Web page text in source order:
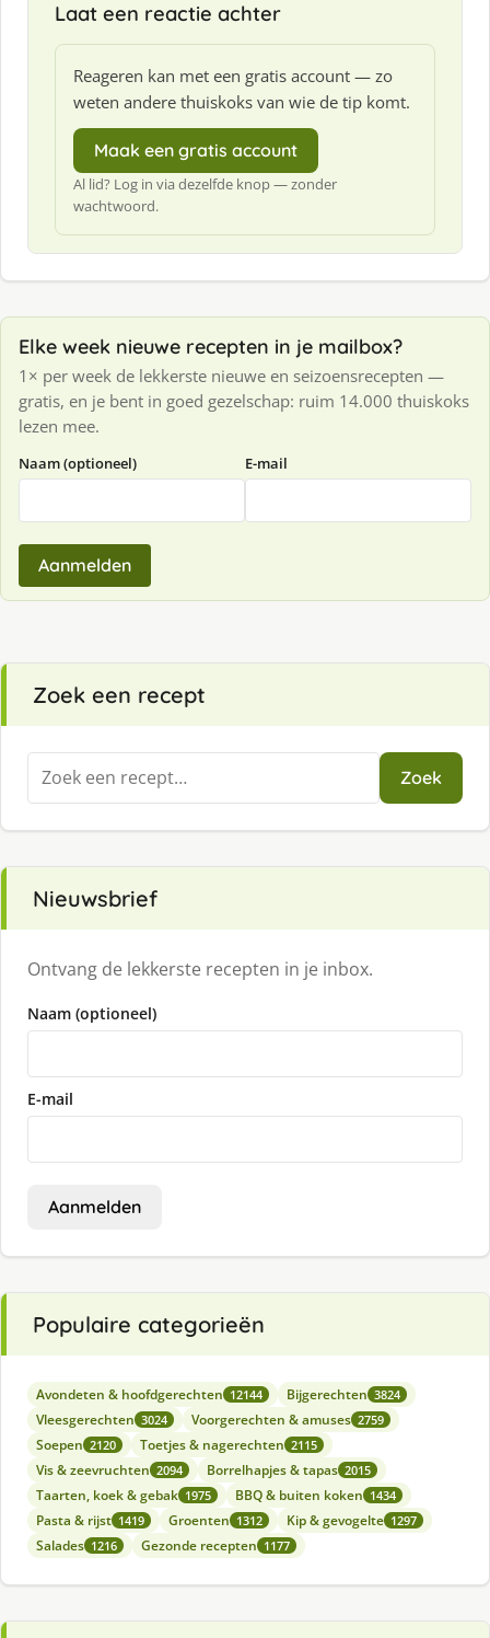
Laat een reactie achter
Reageren kan met een gratis account — zo
weten andere thuiskoks van wie de tip komt.
Maak een gratis account
Al lid? Log in via dezelfde knop — zonder
wachtwoord.
Elke week nieuwe recepten in je mailbox?
1× per week de lekkerste nieuwe en seizoensrecepten —
gratis, en je bent in goed gezelschap: ruim 14.000 thuiskoks
lezen mee.
Naam (optioneel) E-mail
Aanmelden
Zoek een recept
Zoeken
naar:
Zoek
Nieuwsbrief
Ontvang de lekkerste recepten in je inbox.
Naam (optioneel)
E-mail
Aanmelden
Populaire categorieën
Avondeten & hoofdgerechten 12144 Bijgerechten 3824
Vleesgerechten 3024 Voorgerechten & amuses 2759
Soepen 2120 Toetjes & nagerechten 2115
Vis & zeevruchten 2094 Borrelhapjes & tapas 2015
Taarten, koek & gebak 1975 BBQ & buiten koken 1434
Pasta & rijst 1419 Groenten 1312 Kip & gevogelte 1297
Salades 1216 Gezonde recepten 1177